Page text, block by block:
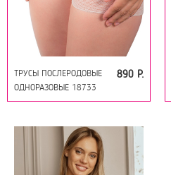
ТРУСЫ ПОСЛЕРОДОВЫЕ
ОДНОРАЗОВЫЕ 18733
БЕЛЫЙ
890 Р.